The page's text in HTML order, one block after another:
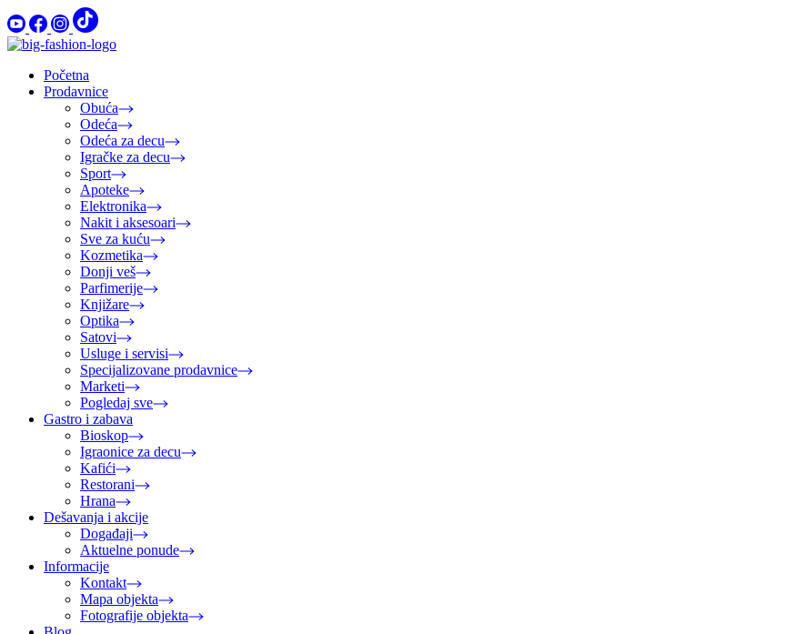
Početna
Prodavnice
Obuća
Odeća
Odeća za decu
Igračke za decu
Sport
Apoteke
Elektronika
Nakit i aksesoari
Sve za kuću
Kozmetika
Donji veš
Parfimerije
Knjižare
Optika
Satovi
Usluge i servisi
Specijalizovane prodavnice
Marketi
Pogledaj sve
Gastro i zabava
Bioskop
Igraonice za decu
Kafići
Restorani
Hrana
Dešavanja i akcije
Događaji
Aktuelne ponude
Informacije
Kontakt
Mapa objekta
Fotografije objekta